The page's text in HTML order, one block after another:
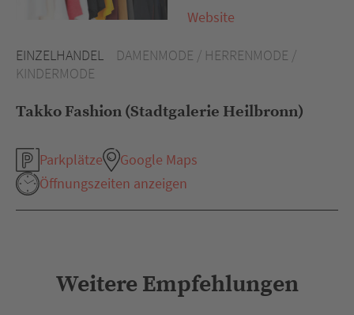
EINZELHANDEL
DAMENMODE / HERRENMODE /
KINDERMODE
Takko Fashion (Stadtgalerie Heilbronn)
Parkplätze
Google Maps
Öffnungszeiten anzeigen
Website
Weitere Empfehlungen